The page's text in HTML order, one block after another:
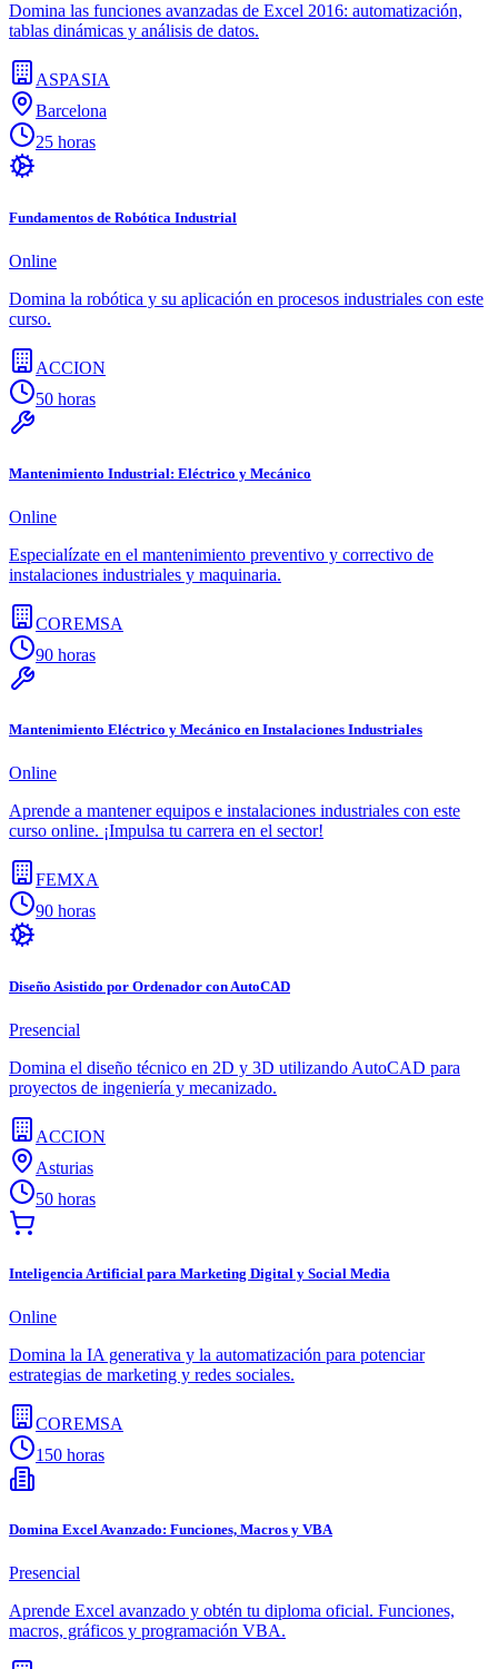
Domina las funciones avanzadas de Excel 2016: automatización,
tablas dinámicas y análisis de datos.
ASPASIA
Barcelona
25 horas
Fundamentos de Robótica Industrial
Online
Domina la robótica y su aplicación en procesos industriales con este
curso.
ACCION
50 horas
Mantenimiento Industrial: Eléctrico y Mecánico
Online
Especialízate en el mantenimiento preventivo y correctivo de
instalaciones industriales y maquinaria.
COREMSA
90 horas
Mantenimiento Eléctrico y Mecánico en Instalaciones Industriales
Online
Aprende a mantener equipos e instalaciones industriales con este
curso online. ¡Impulsa tu carrera en el sector!
FEMXA
90 horas
Diseño Asistido por Ordenador con AutoCAD
Presencial
Domina el diseño técnico en 2D y 3D utilizando AutoCAD para
proyectos de ingeniería y mecanizado.
ACCION
Asturias
50 horas
Inteligencia Artificial para Marketing Digital y Social Media
Online
Domina la IA generativa y la automatización para potenciar
estrategias de marketing y redes sociales.
COREMSA
150 horas
Domina Excel Avanzado: Funciones, Macros y VBA
Presencial
Aprende Excel avanzado y obtén tu diploma oficial. Funciones,
macros, gráficos y programación VBA.